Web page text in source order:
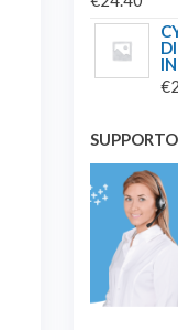
€
SUPPORTO